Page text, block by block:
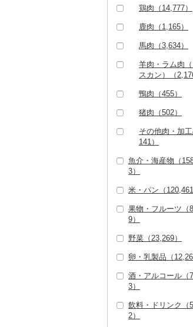
常陸牛（1,789）
上州牛（33）
飛騨牛（4,697）
近江牛（3,327
（3,077）
但馬牛（811）
土佐あかうし
長崎和牛（
あか牛（1,745
宮崎牛（2,430
（8,388）
9）
焼肉（2,915）
アグー豚（145
（10,268）
ハンバーグ（
もつ鍋（86）
ハム（4,708）
ソーセージ・
ー（7,387）
ベーコン・サラ
（9,263）
鶏肉（14,777）
鶏肉（精肉）（
41）
地鶏（2,012）
赤鶏さつま（3
鹿肉（1,165）
馬肉（3,634）
羊肉・ラム肉
スカン）（
鴨肉（455）
猪肉（502）
その他肉・加
141）
魚介・海産物（
3）
カニ（16,686）
ズワイガニ（
エビ（3,765）
46）
米・パン（120,461
米（110,470）
ゆめぴりか（
つや姫（4,259）
124）
果物・フルーツ（
9）
ぶどう・マスカ
もも（6,325）
野菜（23,269）
いも（3,898）
じゃがいも（
トマト（2,526
0）
卵・乳製品（
卵（3,943）
酒・アルコール（
3）
ビール・発泡酒
飲料・ドリンク（
2）